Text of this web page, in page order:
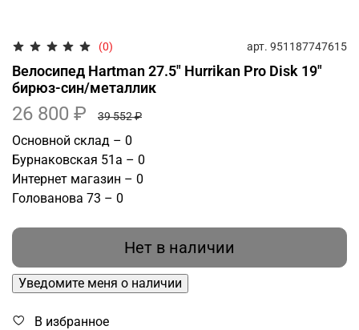
(0) арт. 951187747615
Велосипед Hartman 27.5" Hurrikan Pro Disk 19"
бирюз-син/металлик
26 800 ₽ 39 552 ₽
Основной склад – 0
Бурнаковская 51а – 0
Интернет магазин – 0
Голованова 73 – 0
Нет в наличии
Уведомите меня о наличии
В избранное